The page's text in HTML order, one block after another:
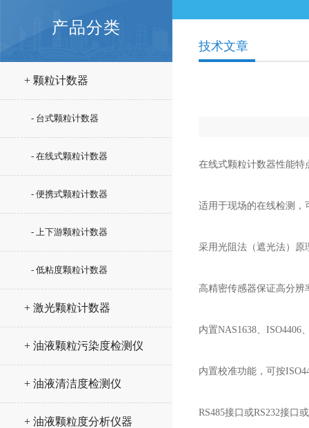
产品分类
+ 颗粒计数器
- 台式颗粒计数器
- 在线式颗粒计数器
- 便携式颗粒计数器
- 上下游颗粒计数器
- 低粘度颗粒计数器
+ 激光颗粒计数器
+ 油液颗粒污染度检测仪
+ 油液清洁度检测仪
+ 油液颗粒度分析仪器
技术文章
在线式颗粒计数器性能特
适用于现场的在线检测，
采用光阻法（遮光法）原
高精密传感器保证高分辨
内置NAS1638、ISO4406
内置校准功能，可按
RS485接口或RS232接口